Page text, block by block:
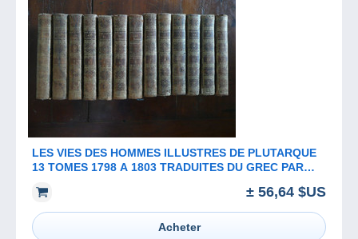
LES VIES DES HOMMES ILLUSTRES DE PLUTARQUE
13 TOMES 1798 A 1803 TRADUITES DU GREC PAR
± 56,64 $US
Acheter